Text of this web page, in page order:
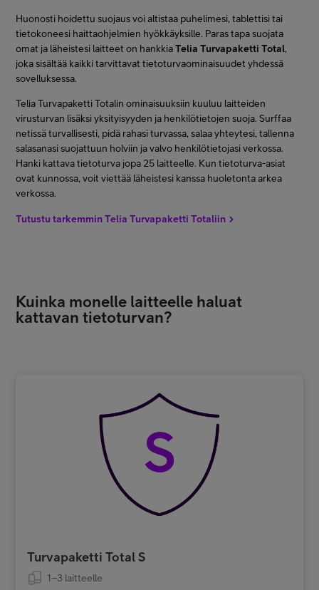
Huonosti hoidettu suojaus voi altistaa puhelimesi, tablettisi tai
tietokoneesi haittaohjelmien hyökkäyksille. Paras tapa suojata
omat ja läheistesi laitteet on hankkiaTelia Turvapaketti Total,
joka sisältää kaikki tarvittavat tietoturvaominaisuudet yhdessä
sovelluksessa.
Telia Turvapaketti Totalin ominaisuuksiin kuuluu laitteiden
virusturvan lisäksi yksityisyyden ja henkilötietojen suoja. Surffaa
netissä turvallisesti, pidä rahasi turvassa, salaa yhteytesi, tallenna
salasanasi suojattuun holviin ja valvo henkilötietojasi verkossa.
Hanki kattava tietoturva jopa 25 laitteelle. Kun tietoturva-asiat
ovat kunnossa, voit viettää läheistesi kanssa huoletonta arkea
verkossa.
Tutustu tarkemmin Telia Turvapaketti Totaliin
Kuinka monelle laitteelle haluat
kattavan tietoturvan?
Turvapaketti Total S
1–3 laitteelle